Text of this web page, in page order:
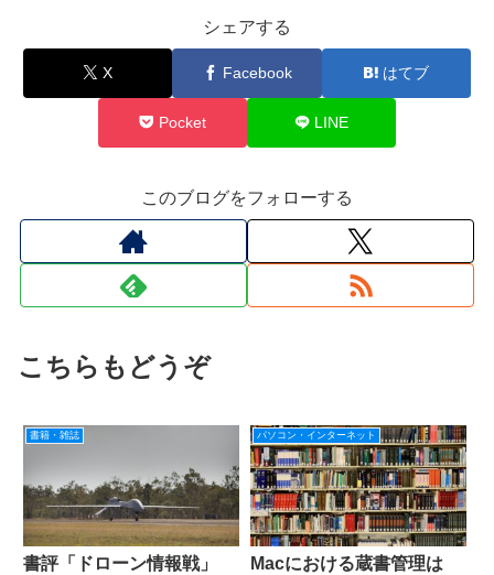
シェアする
X Facebook はてブ
Pocket LINE
このブログをフォローする
こちらもどうぞ
書籍・雑誌
書評「ドローン情報戦」
パソコン・インターネット
Macにおける蔵書管理は